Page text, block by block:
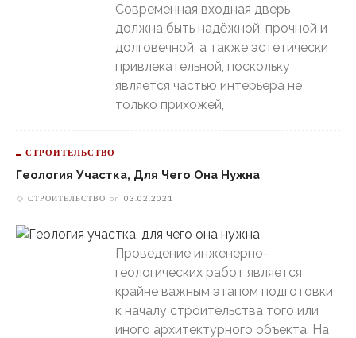
Современная входная дверь
должна быть надёжной, прочной и
долговечной, а также эстетически
привлекательной, поскольку
является частью интерьера не
только прихожей,
СТРОИТЕЛЬСТВО
Геология Участка, Для Чего Она Нужна
СТРОИТЕЛЬСТВО on 03.02.2021
Проведение инженерно-
геологических работ является
крайне важным этапом подготовки
к началу строительства того или
иного архитектурного объекта. На